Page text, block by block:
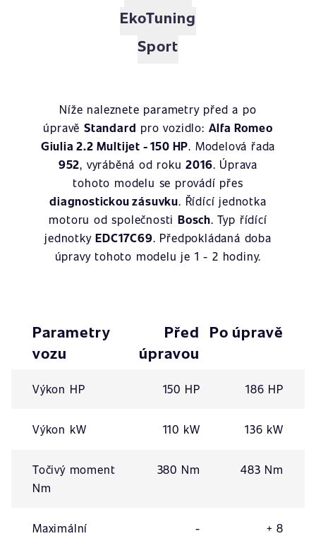
EkoTuning
Sport
Níže naleznete parametry před a po
úpravě Standard pro vozidlo: Alfa Romeo
Giulia 2.2 Multijet - 150 HP. Modelová řada
952, vyráběná od roku2016. Úprava
tohoto modelu se provádí přes
diagnostickou zásuvku. Řídící jednotka
motoru od společnosti Bosch. Typ řídící
jednotkyEDC17C69. Předpokládaná doba
úpravy tohoto modelu je 1 - 2 hodiny.
Parametry
vozu
Před
úpravou
Po úpravě
Výkon HP 150 HP 186 HP
Výkon kW 110 kW 136 kW
Točivý moment
Nm
380 Nm 483 Nm
Maximální
- + 8